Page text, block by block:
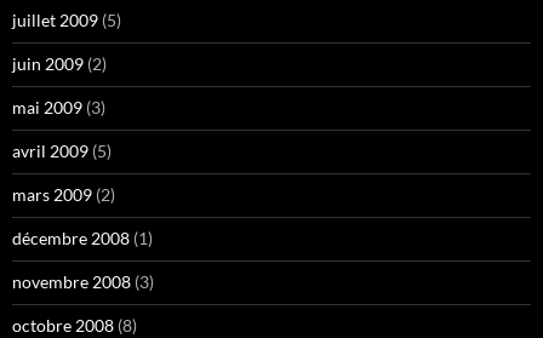
juillet 2009 (5)
juin 2009 (2)
mai 2009 (3)
avril 2009 (5)
mars 2009 (2)
décembre 2008 (1)
novembre 2008 (3)
octobre 2008 (8)